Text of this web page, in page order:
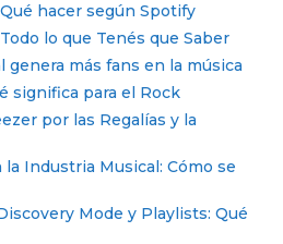
hacer según Spotify
lo que Tenés que Saber
genera más fans en la música
significa para el Rock
por las Regalías y la
Industria Musical: Cómo se
Mode y Playlists: Qué